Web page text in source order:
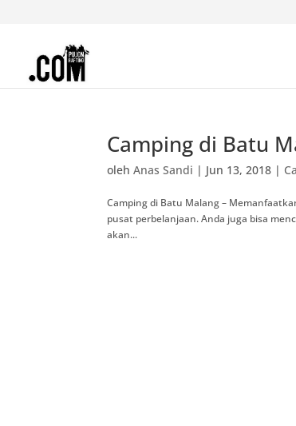
Camping di Batu
olehAnas Sandi | Jun 13, 2018 |
Camping di Batu Malang –
pusat perbelanjaan. Anda juga bisa
akan...